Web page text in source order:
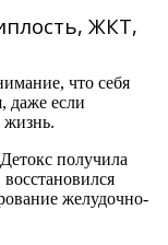
ЖКТ,
что себя
даже если
жизнь.
получила
желудочно-